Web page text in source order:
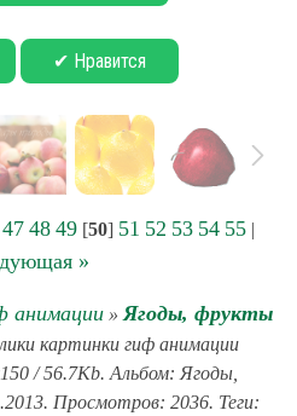
✔ Нравится
47 48 49[50] 51 52 53 54 55|
»
анимации» Ягоды, фрукты
картинки гиф анимации
/ 56.7Kb. Альбом: Ягоды,
Просмотров: 2036. Теги: